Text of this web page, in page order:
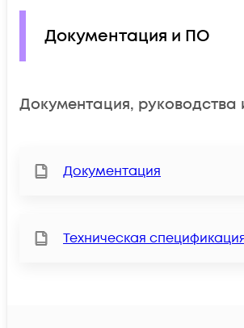
Документация и ПО
Документация, руководства
Документация